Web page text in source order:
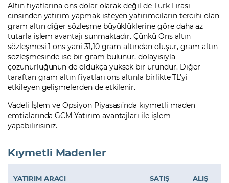
Altın fiyatlarına ons dolar olarak değil de Türk Lirası
cinsinden yatırım yapmak isteyen yatırımcıların tercihi olan
gram altın diğer sözleşme büyüklüklerine göre daha az
tutarla işlem avantajı sunmaktadır. Çünkü Ons altın
sözleşmesi 1 ons yani 31,10 gram altından oluşur, gram altın
sözleşmesinde ise bir gram bulunur, dolayısıyla
çözünürlüğünün de oldukça yüksek bir üründür. Diğer
taraftan gram altın fiyatları ons altınla birlikte TL’yi
etkileyen gelişmelerden de etkilenir.
Vadeli İşlem ve Opsiyon Piyasası’nda kıymetli maden
emtialarında GCM Yatırım avantajları ile işlem
yapabilirisiniz.
Kıymetli Madenler
YATIRIM ARACI SATIŞ ALIŞ